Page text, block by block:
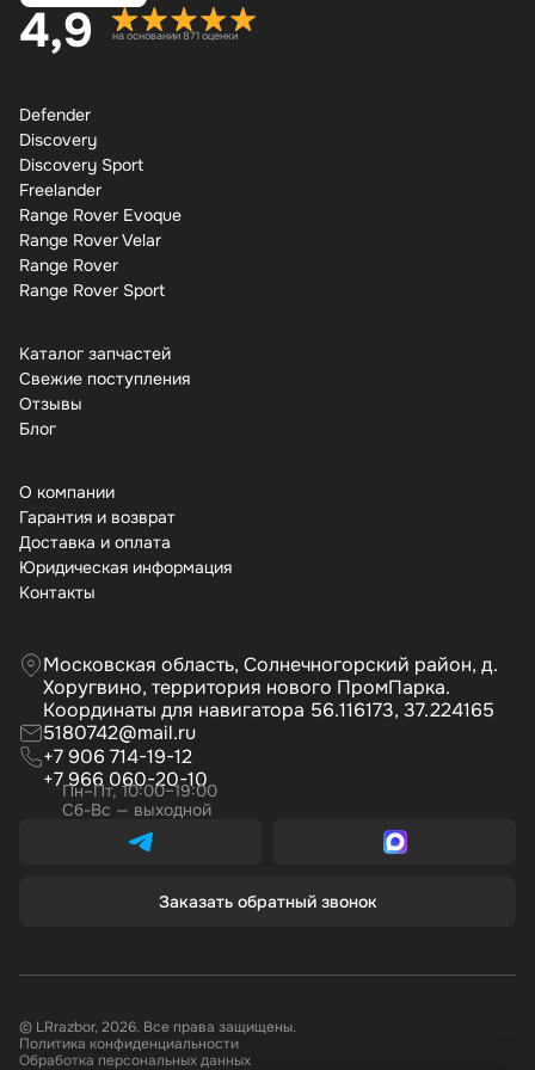
4,9 на основании 871 оценки
Defender
Discovery
Discovery Sport
Freelander
Range Rover Evoque
Range Rover Velar
Range Rover
Range Rover Sport
Каталог запчастей
Свежие поступления
Отзывы
Бло
О компании
Гарантия и возврат
Доставка и оплата
Юридическая информация
Контакты
Московская область, Солнечногорский район, д.
Хоругвино, территория нового ПромПарка.
Координаты для навигатора 56.116173, 37.224165
5180742@mail.ru
+7 906 714-19-12
+7 966 060-20-10
Пн–Пт, 10:00–19:00
Сб-Вс — выходной
Заказать обратный звонок
© LRrazbor, 2026. Все права защищены.
Политика конфиденциальности
Обработка персональных данных